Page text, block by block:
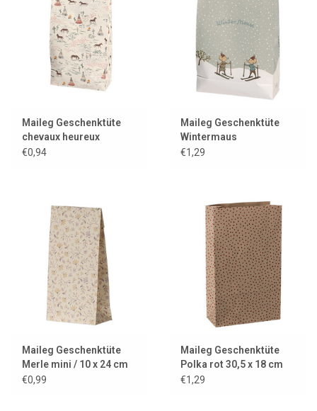
Maileg Geschenktüte
chevaux heureux
€0,94
Maileg Geschenktüte
Wintermaus
€1,29
Maileg Geschenktüte
Merle mini / 10 x 24 cm
€0,99
Maileg Geschenktüte
Polka rot 30,5 x 18 cm
€1,29